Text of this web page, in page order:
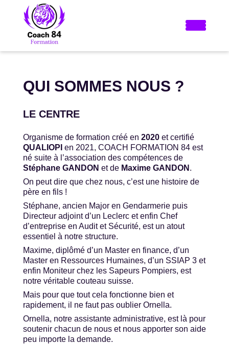
QUI SOMMES NOUS ?
LE CENTRE
Organisme de formation créé en 2020et certifié
QUALIOPI en 2021, COACH FORMATION 84 est
né suite à l’association des compétences de
Stéphane GANDON et de Maxime GANDON .
On peut dire que chez nous, c’est une histoire de
père en fils !
Stéphane, ancien Major en Gendarmerie puis
Directeur adjoint d’un Leclerc et enfin Chef
d’entreprise en Audit et Sécurité, est un atout
essentiel à notre structure.
Maxime, diplômé d’un Master en finance, d’un
Master en Ressources Humaines, d’un SSIAP 3 et
enfin Moniteur chez les Sapeurs Pompiers, est
notre véritable couteau suisse.
Mais pour que tout cela fonctionne bien et
rapidement, il ne faut pas oublier Ornella.
Ornella, notre assistante administrative, est là pour
soutenir chacun de nous et nous apporter son aide
peu importe la demande.